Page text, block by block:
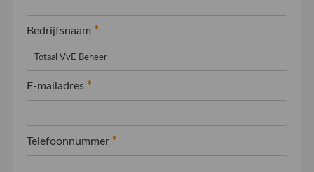
Bedrijfsnaam *
E-mailadres *
Telefoonnummer *